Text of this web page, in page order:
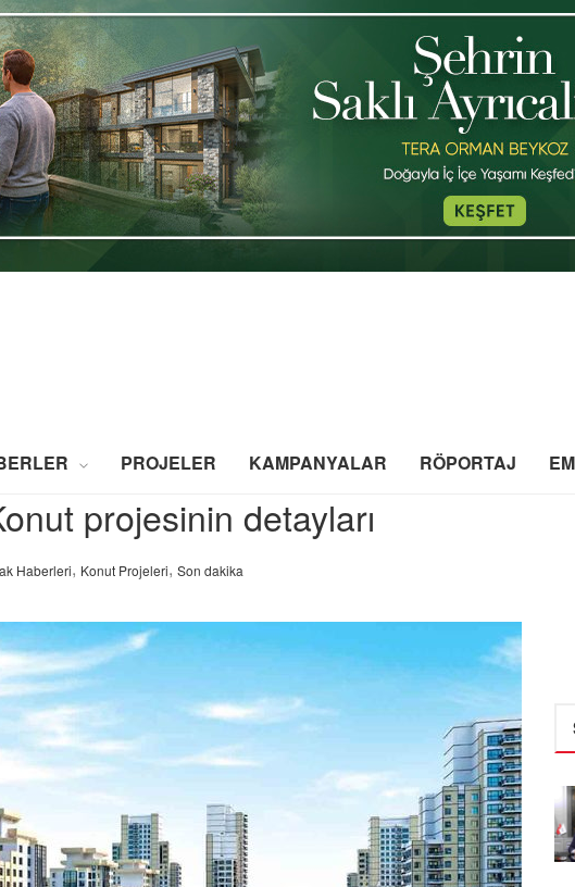
PROJELER KAMPANYALAR RÖPORTAJ
projesinin detayları
Haberleri, Konut Projeleri, Son dakika